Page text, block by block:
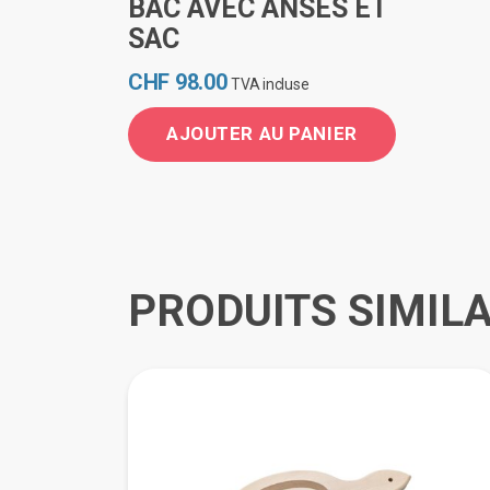
BAC AVEC ANSES ET
SAC
CHF 98.00 TVA incluse
AJOUTER AU PANIER
PRODUITS